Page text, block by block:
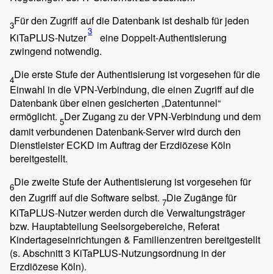
3Für den Zugriff auf die Datenbank ist deshalb für jeden
KiTaPLUS-Nutzer3
eine Doppelt-Authentisierung
zwingend notwendig.
4Die erste Stufe der Authentisierung ist vorgesehen für die
Einwahl in die VPN-Verbindung, die einen Zugriff auf die
Datenbank über einen gesicherten „Datentunnel“
ermöglicht. 5Der Zugang zu der VPN-Verbindung und dem
damit verbundenen Datenbank-Server wird durch den
Dienstleister ECKD im Auftrag der Erzdiözese Köln
bereitgestellt.
6Die zweite Stufe der Authentisierung ist vorgesehen für
den Zugriff auf die Software selbst. 7Die Zugänge für
KiTaPLUS-Nutzer werden durch die Verwaltungsträger
bzw. Hauptabteilung Seelsorgebereiche, Referat
Kindertageseinrichtungen & Familienzentren bereitgestellt
(s. Abschnitt 3 KiTaPLUS-Nutzungsordnung in der
Erzdiözese Köln).